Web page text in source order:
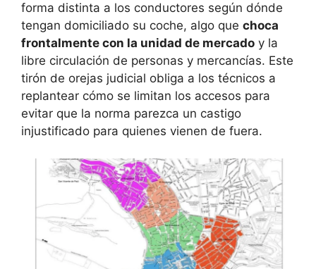
forma distinta a los conductores según dónde
tengan domiciliado su coche, algo que choca
frontalmente con la unidad de mercado y la
libre circulación de personas y mercancías. Este
tirón de orejas judicial obliga a los técnicos a
replantear cómo se limitan los accesos para
evitar que la norma parezca un castigo
injustificado para quienes vienen de fuera.